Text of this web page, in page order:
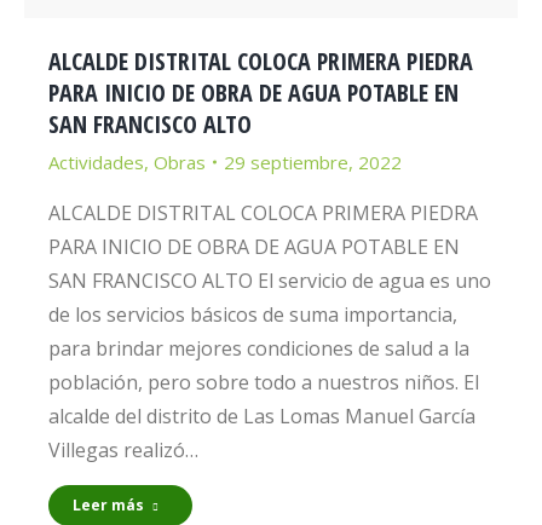
ALCALDE DISTRITAL COLOCA PRIMERA PIEDRA
PARA INICIO DE OBRA DE AGUA POTABLE EN
SAN FRANCISCO ALTO
Actividades, Obras 29 septiembre, 2022
ALCALDE DISTRITAL COLOCA PRIMERA PIEDRA
PARA INICIO DE OBRA DE AGUA POTABLE EN
SAN FRANCISCO ALTO El servicio de agua es uno
de los servicios básicos de suma importancia,
para brindar mejores condiciones de salud a la
población, pero sobre todo a nuestros niños. El
alcalde del distrito de Las Lomas Manuel García
Villegas realizó…
Leer más